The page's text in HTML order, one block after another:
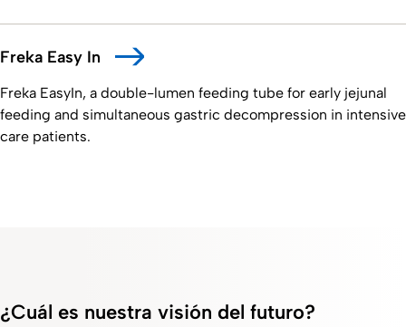
Freka EasyIn, a double-lumen feeding tube for early jejunal
feeding and simultaneous gastric decompression in intensive
care patients.
Freka Easy In
¿Cuál es nuestra visión del futuro?